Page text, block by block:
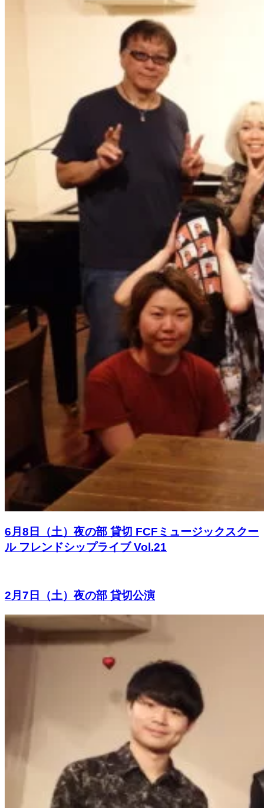
6月8日（土）夜の部 貸切 FCFミュージックスクー
ル フレンドシップライブ Vol.21
2月7日（土）夜の部 貸切公演